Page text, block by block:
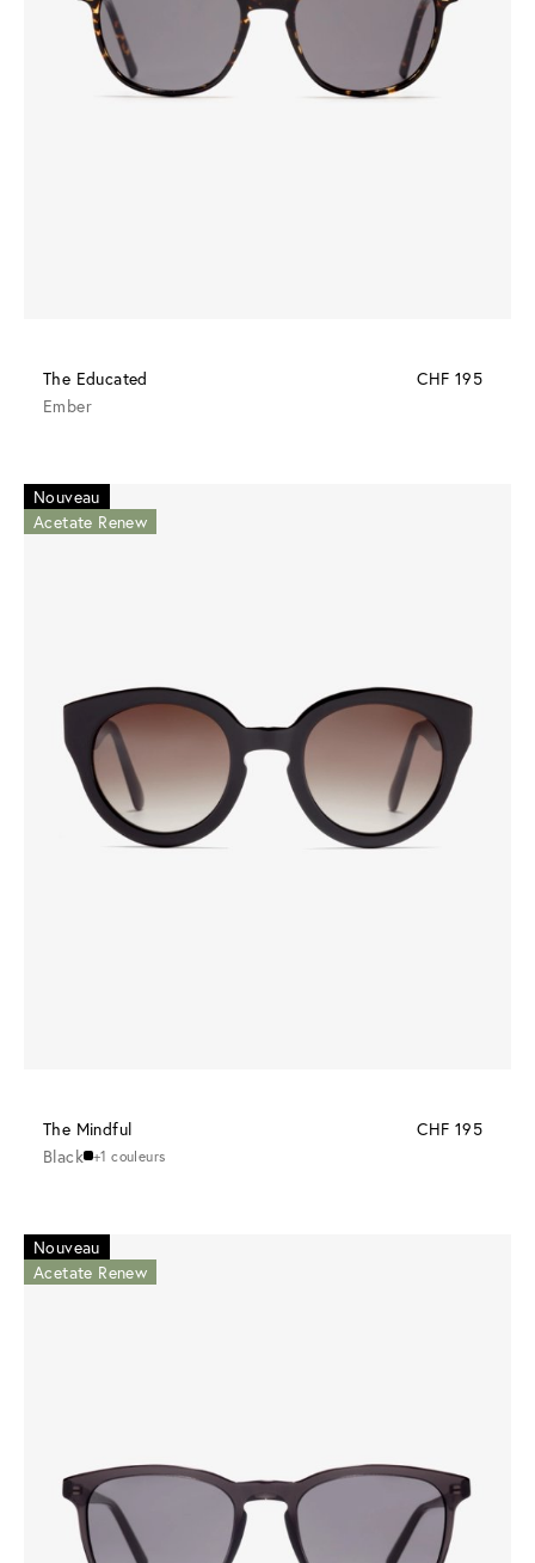
The Educated
CHF 195
Ember
Nouveau
Acetate Renew
The Mindful
CHF 195
Black +1 couleurs
Nouveau
Acetate Renew